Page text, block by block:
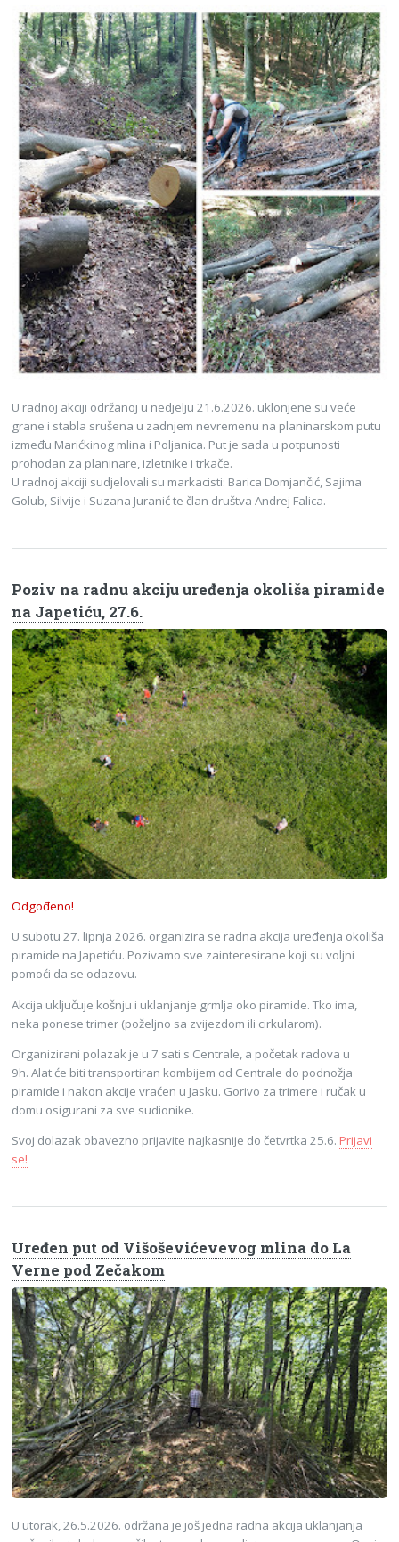
U radnoj akciji održanoj u nedjelju 21.6.2026. uklonjene su veće
grane i stabla srušena u zadnjem nevremenu na planinarskom putu
između Marićkinog mlina i Poljanica. Put je sada u potpunosti
prohodan za planinare, izletnike i trkače.
U radnoj akciji sudjelovali su markacisti: Barica Domjančić, Sajima
Golub, Silvije i Suzana Juranić te član društva Andrej Falica.
Poziv na radnu akciju uređenja okoliša piramide
na Japetiću, 27.6.
Odgođeno!
U subotu 27. lipnja 2026. organizira se radna akcija uređenja okoliša
piramide na Japetiću. Pozivamo sve zainteresirane koji su voljni
pomoći da se odazovu.
Akcija uključuje košnju i uklanjanje grmlja oko piramide. Tko ima,
neka ponese trimer (poželjno sa zvijezdom ili cirkularom).
Organizirani polazak je u 7 sati s Centrale, a početak radova u
9h. Alat će biti transportiran kombijem od Centrale do podnožja
piramide i nakon akcije vraćen u Jasku. Gorivo za trimere i ručak u
domu osigurani za sve sudionike.
Svoj dolazak obavezno prijavite najkasnije do četvrtka 25.6.Prijavi
se!
Uređen put od Višoševićevevog mlina do La
Verne pod Zečakom
U utorak, 26.5.2026. održana je još jedna radna akcija uklanjanja